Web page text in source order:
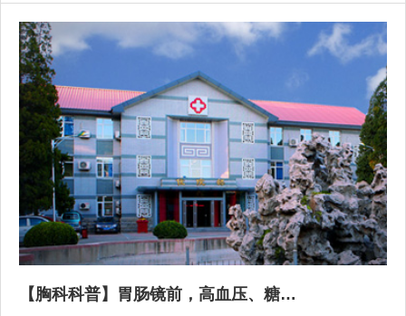
【胸科科普】胃肠镜前，高血压、糖…